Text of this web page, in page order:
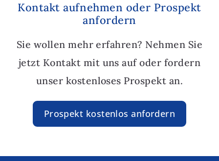
Kontakt aufnehmen oder Prospekt
anfordern
Sie wollen mehr erfahren? Nehmen Sie
jetzt Kontakt mit uns auf oder fordern
unser kostenloses Prospekt an.
Prospekt kostenlos anfordern